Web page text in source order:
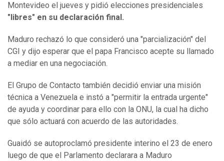
Montevideo el jueves y pidió elecciones presidenciales
"libres" en su declaración final.
Maduro rechazó lo que consideró una "parcialización" del
CGI y dijo esperar que el papa Francisco acepte su llamado
a mediar en una negociación.
El Grupo de Contacto también decidió enviar una misión
técnica a Venezuela e instó a "permitir la entrada urgente"
de ayuda y coordinar para ello con la ONU, la cual ha dicho
que sólo actuará con acuerdo de las autoridades.
Guaidó se autoproclamó presidente interino el 23 de enero
luego de que el Parlamento declarara a Maduro